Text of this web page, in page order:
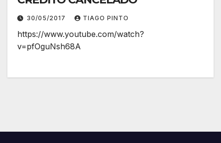
30/05/2017 TIAGO PINTO
https://www.youtube.com/watch?
v=pfOguNsh68A